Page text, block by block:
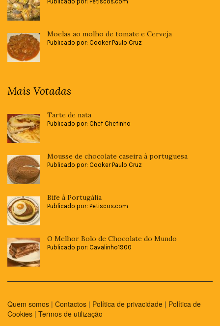
Moelas ao molho de tomate e Cerveja
Publicado por: Cooker Paulo Cruz
Mais Votadas
Tarte de nata
Publicado por: Chef Chefinho
Mousse de chocolate caseira à portuguesa
Publicado por: Cooker Paulo Cruz
Bife à Portugália
Publicado por: Petiscos.com
O Melhor Bolo de Chocolate do Mundo
Publicado por: Cavalinho1900
Quem somos | Contactos | Política de privacidade | Política de
Cookies | Termos de utilização